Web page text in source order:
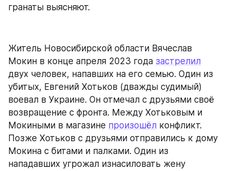
гранаты выясняют.
Житель Новосибирской области Вячеслав
Мокин в конце апреля 2023 года застрелил
двух человек, напавших на его семью. Один из
убитых, Евгений Хотьков (дважды судимый)
воевал в Украине. Он отмечал с друзьями своё
возвращение с фронта. Между Хотьковым и
Мокиными в магазине произошёл конфликт.
Позже Хотьков с друзьями отправились к дому
Мокина с битами и палками. Один из
нападавших угрожал изнасиловать жену